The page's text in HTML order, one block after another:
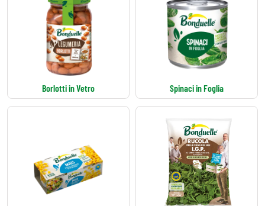
Borlotti in Vetro Spinaci in Foglia